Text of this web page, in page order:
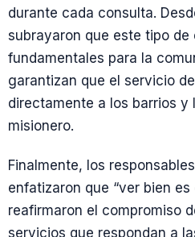
durante cada consulta.
subrayaron que este tipo de
fundamentales para la
garantizan que el servicio
directamente a los barrios y
misionero.
Finalmente, los
enfatizaron que “ver bien
reafirmaron el compromiso
servicios que respondan a